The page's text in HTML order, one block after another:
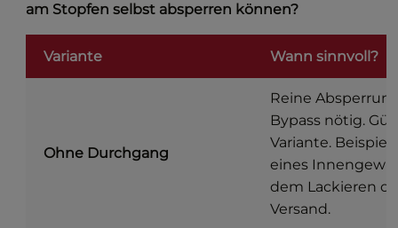
am Stopfen selbst absperren können?
Variante Wann sinnvoll?
Ohne Durchgang
Reine
Bypass nötig.
Variante.
eines
dem Lackieren
Versand.